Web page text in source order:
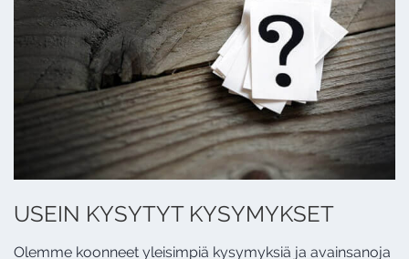
USEIN KYSYTYT KYSYMYKSET
Olemme koonneet yleisimpiä kysymyksiä ja avainsanoja